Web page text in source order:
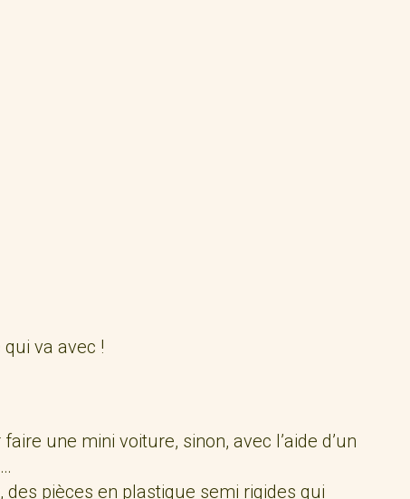
va avec !
une mini voiture, sinon, avec l’aide d’un
pièces en plastique semi rigides qui